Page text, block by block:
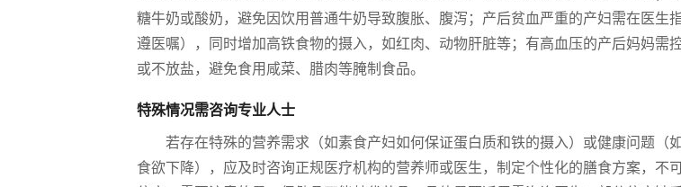
糖牛奶或酸奶，避免因饮用普通牛奶导致腹胀、腹泻；产后贫血严重的产妇需在医生
遵医嘱），同时增加高铁食物的摄入，如红肉、动物肝脏等；有高血压的产后妈妈需
或不放盐，避免食用咸菜、腊肉等腌制食品。
特殊情况需咨询专业人士
若存在特殊的营养需求（如素食产妇如何保证蛋白质和铁的摄入）或健康问题（
食欲下降），应及时咨询正规医疗机构的营养师或医生，制定个性化的膳食方案，不